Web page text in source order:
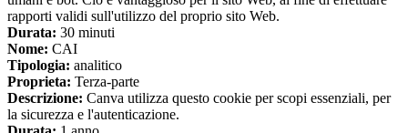
rapporti validi sull'utilizzo del proprio sito Web.
Durata: 30 minuti
Nome: CAI
Tipologia: analitico
Proprieta: Terza-parte
Descrizione: Canva utilizza questo cookie per scopi essenziali, per
la sicurezza e l'autenticazione.